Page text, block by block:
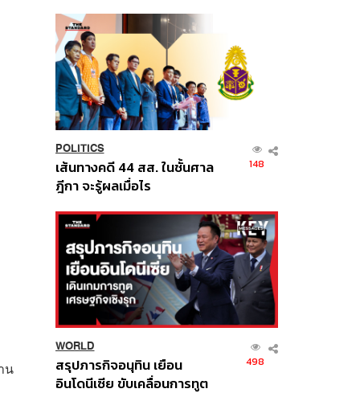
น
POLITICS
เส้นทางคดี 44 สส. ในชั้นศาล
ฎีกา จะรู้ผลเมื่อไร
148
WORLD
สรุปภารกิจอนุทิน เยือน
อินโดนีเซีย ขับเคลื่อนการทูต
498